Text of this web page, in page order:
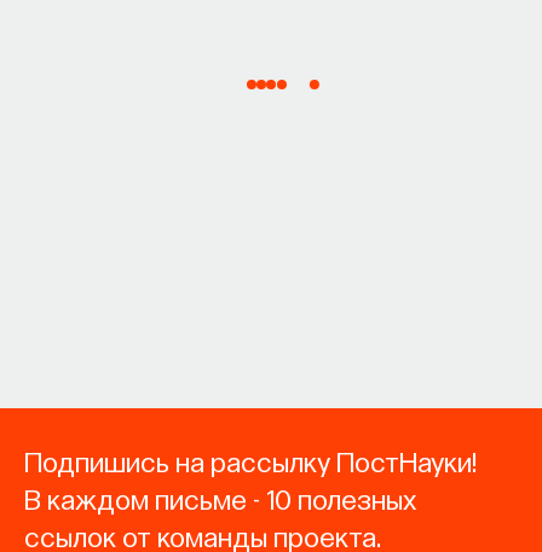
Подпишись на рассылку ПостНауки!
В каждом письме - 10 полезных
ссылок от команды проекта.